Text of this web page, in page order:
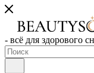
- всё для здорового